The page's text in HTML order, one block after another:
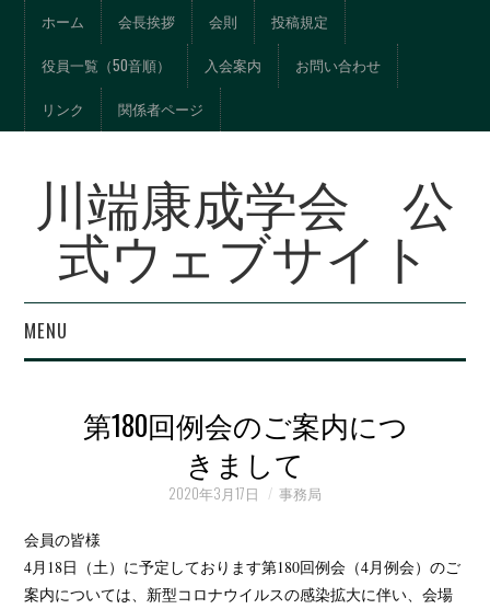
ホーム 会長挨拶 会則 投稿規定
役員一覧（50音順） 入会案内 お問い合わせ
リンク 関係者ページ
川端康成学会 公
式ウェブサイト
MENU
界』総目次
例会・大会の記録
会報
第180回例会のご案内につ
きまして
2020年3月17日 事務局
会員の皆様
4月18日（土）に予定しております第180回例会（4月例会）のご
案内については、新型コロナウイルスの感染拡大に伴い、会場